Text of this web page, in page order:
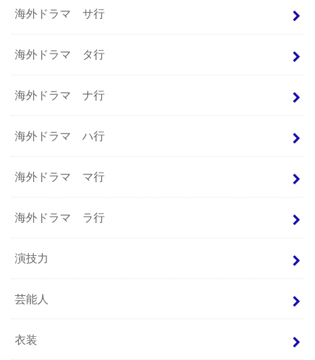
海外ドラマ サ行
海外ドラマ タ行
海外ドラマ ナ行
海外ドラマ ハ行
海外ドラマ マ行
海外ドラマ ラ行
演技力
芸能人
衣装